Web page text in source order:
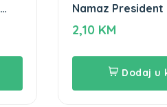
Namaz President
100gr
2,10 KM
Dodaj u